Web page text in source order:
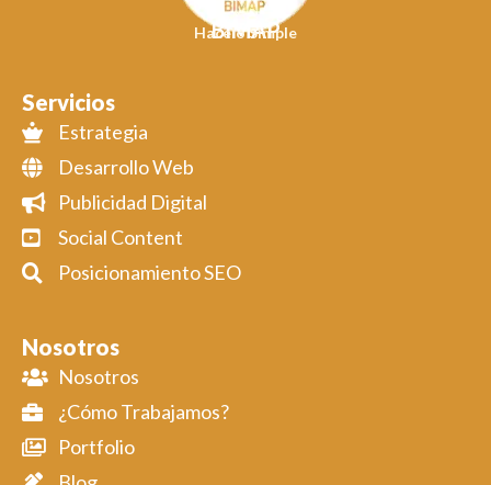
BIMAP
Hacelo Simple
Servicios
Estrategia
Desarrollo Web
Publicidad Digital
Social Content
Posicionamiento SEO
Nosotros
Nosotros
¿Cómo Trabajamos?
Portfolio